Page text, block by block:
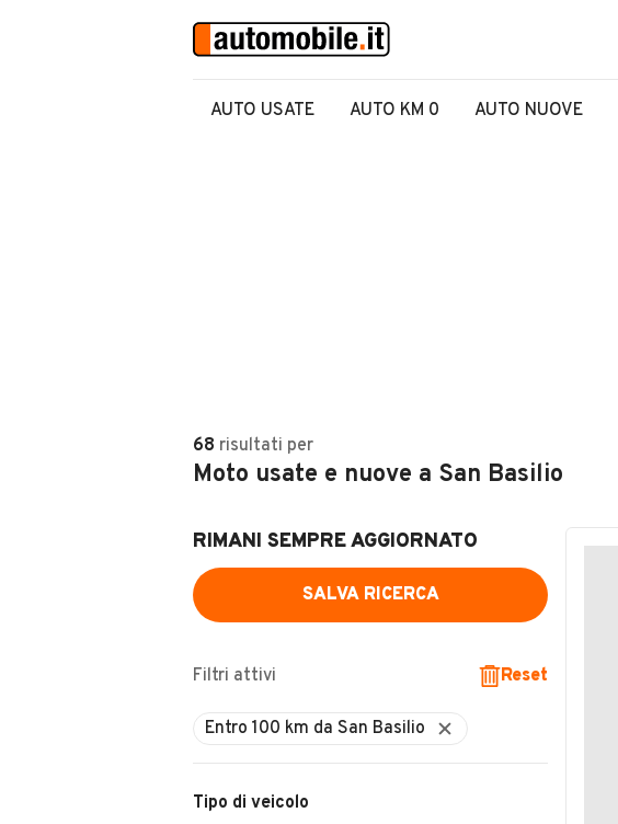
AUTO USATE AUTO KM 0 AUTO NUOVE
68 risultati per
Moto usate e nuove a San Basilio
RIMANI SEMPRE AGGIORNATO
SALVA RICERCA
Filtri attivi Reset
Tipo di veicolo